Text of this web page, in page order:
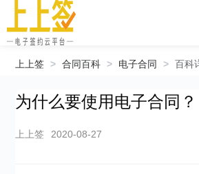
上上签 > 合同百科 > 电子合同 > 百科
为什么要使用电子合同？
上上签 2020-08-27